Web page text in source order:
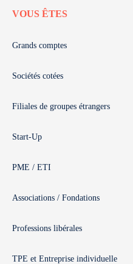
VOUS ÊTES
Grands comptes
Sociétés cotées
Filiales de groupes étrangers
Start-Up
PME / ETI
Associations / Fondations
Professions libérales
TPE et Entreprise individuelle